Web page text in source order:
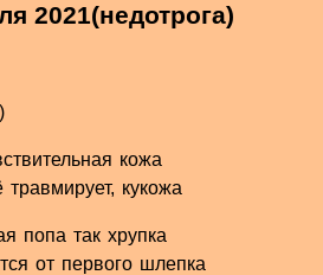
2021(недотрога)
кожа
травмирует, кукожа
попа так хрупка
от первого шлепка